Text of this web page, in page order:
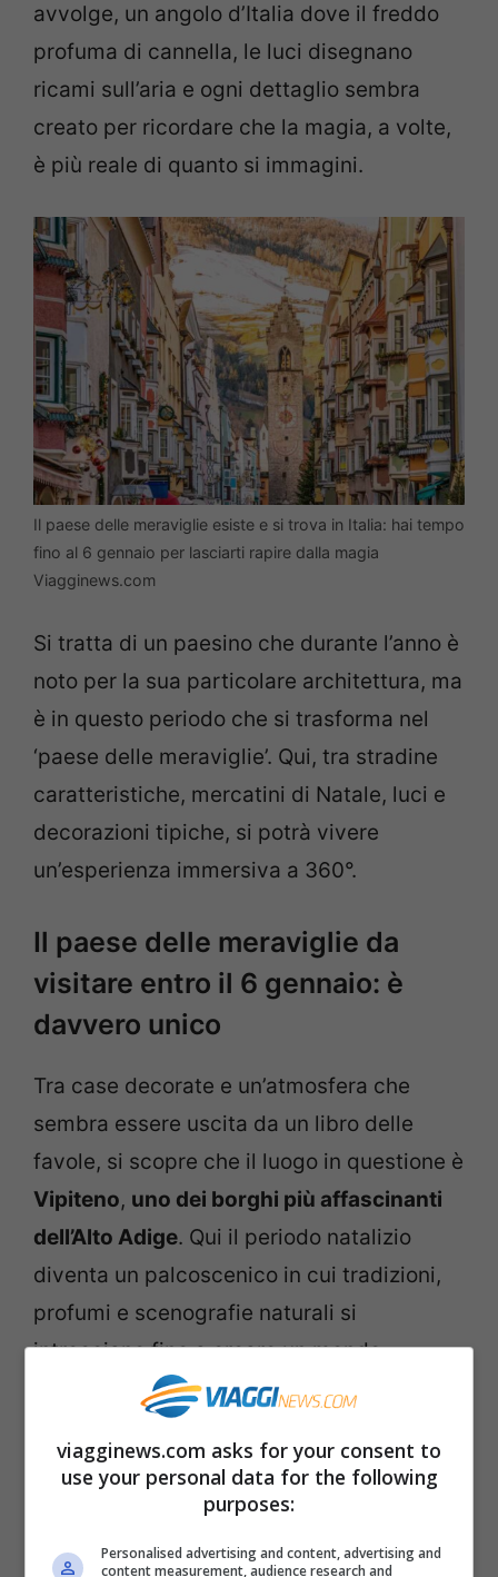
avvolge, un angolo d’Italia dove il freddo
profuma di cannella, le luci disegnano
ricami sull’aria e ogni dettaglio sembra
creato per ricordare che la magia, a volte,
è più reale di quanto si immagini.
Il paese delle meraviglie esiste e si trova in Italia: hai tempo
fino al 6 gennaio per lasciarti rapire dalla magia
Viagginews.com
Si tratta di un paesino che durante l’anno è
noto per la sua particolare architettura, ma
è in questo periodo che si trasforma nel
‘paese delle meraviglie’. Qui, tra stradine
caratteristiche, mercatini di Natale, luci e
decorazioni tipiche, si potrà vivere
un’esperienza immersiva a 360°.
Il paese delle meraviglie da
visitare entro il 6 gennaio: è
davvero unico
Tra case decorate e un’atmosfera che
sembra essere uscita da un libro delle
favole, si scopre che il luogo in questione è
Vipiteno, uno dei borghi più affascinanti
dell’Alto Adige. Qui il periodo natalizio
diventa un palcoscenico in cui tradizioni,
profumi e scenografie naturali si
intrecciano fino a creare un mondo
viagginews.com asks for your consent to
use your personal data for the following
purposes:
Personalised advertising and content, advertising and
content measurement, audience research and